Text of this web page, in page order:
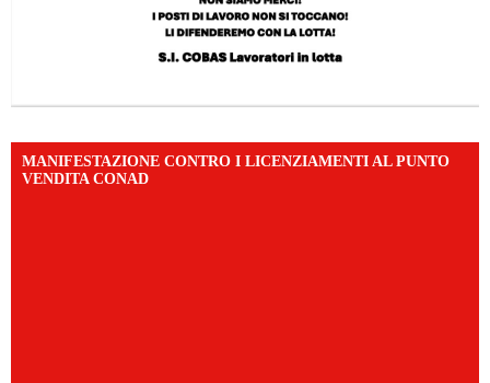
MANIFESTAZIONE CONTRO I LICENZIAMENTI AL PUNTO
VENDITA CONAD